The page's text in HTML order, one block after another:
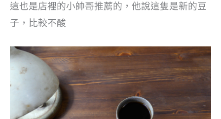
這也是店裡的小帥哥推薦的，他說這隻是新的豆
子，比較不酸